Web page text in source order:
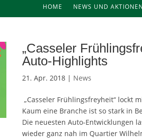
HOME NEWS UND AKTIONEN
„Casseler
Auto-Highlights
21. Apr. 2018 | News
„Casseler Frühlingsfreyheit“ lockt
Kaum eine Branche ist so stark in
Die neuesten Auto-Entwicklungen
wieder ganz nah im Quartier